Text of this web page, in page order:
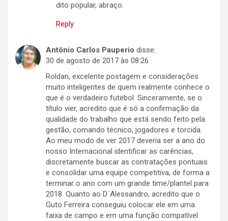
dito popular, abraço.
Reply
Antônio Carlos Pauperio disse:
30 de agosto de 2017 às 08:26
Roldan, excelente postagem e considerações
muito inteligentes de quem realmente conhece o
que é o verdadeiro futebol. Sinceramente, se o
título vier, acredito que é só a confirmação da
qualidade do trabalho que está sendo feito pela
gestão, comando técnico, jogadores e torcida.
Ao meu modo de ver 2017 deveria ser a ano do
nosso Internacional identificar as carências,
discretamente buscar as contratações pontuais
e consolidar uma equipe competitiva, de forma a
terminar o ano com um grande time/plantel para
2018. Quanto ao D´Alessandro, acredito que o
Guto Ferreira conseguiu colocar ele em uma
faixa de campo e em uma função compatível